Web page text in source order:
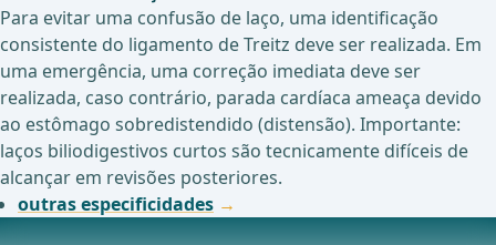
Para evitar uma confusão de laço, uma identificação
consistente do ligamento de Treitz deve ser realizada. Em
uma emergência, uma correção imediata deve ser
realizada, caso contrário, parada cardíaca ameaça devido
ao estômago sobredistendido (distensão). Importante:
laços biliodigestivos curtos são tecnicamente difíceis de
alcançar em revisões posteriores.
outras especificidades
Complicações Pós-Operatórias